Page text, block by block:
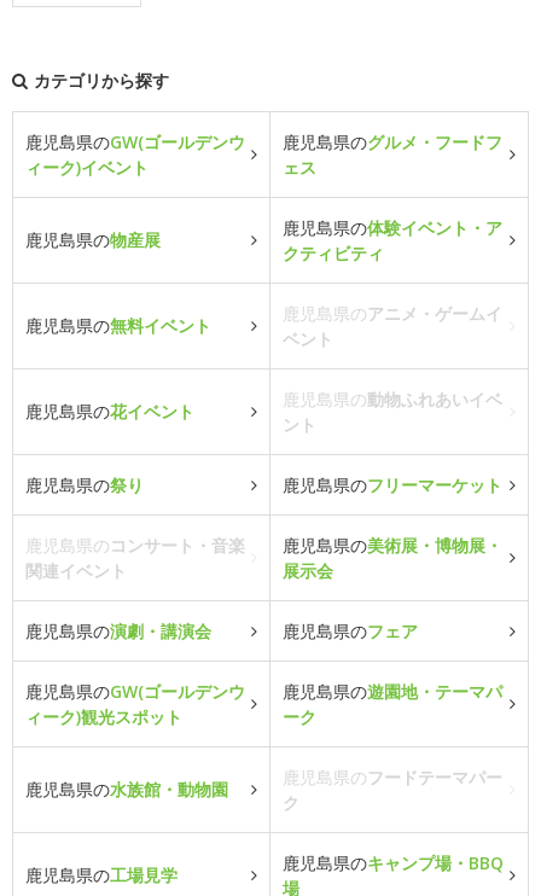
カテゴリから探す
鹿児島県のGW(ゴールデンウ
ィーク)イベント
鹿児島県のグルメ・フードフ
ェス
鹿児島県の物産展
鹿児島県の体験イベント・ア
クティビティ
鹿児島県の無料イベント
鹿児島県のアニメ・ゲームイ
ベント
鹿児島県の花イベント
鹿児島県の動物ふれあいイベ
ント
鹿児島県の祭り 鹿児島県のフリーマーケット
鹿児島県のコンサート・音楽
関連イベント
鹿児島県の美術展・博物展・
展示会
鹿児島県の演劇・講演会 鹿児島県のフェア
鹿児島県のGW(ゴールデンウ
ィーク)観光スポット
鹿児島県の遊園地・テーマパ
ーク
鹿児島県の水族館・動物園
鹿児島県のフードテーマパー
ク
鹿児島県の工場見学
鹿児島県のキャンプ場・BBQ
場